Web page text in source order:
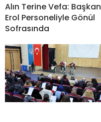
Alın Terine Vefa: Başkan
Erol Personeliyle Gönül
Sofrasında